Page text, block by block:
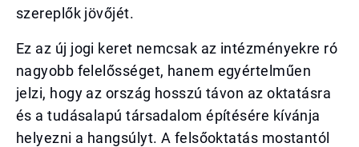
szereplők jövőjét.
Ez az új jogi keret nemcsak az intézményekre ró
nagyobb felelősséget, hanem egyértelműen
jelzi, hogy az ország hosszú távon az oktatásra
és a tudásalapú társadalom építésére kívánja
helyezni a hangsúlyt. A felsőoktatás mostantól